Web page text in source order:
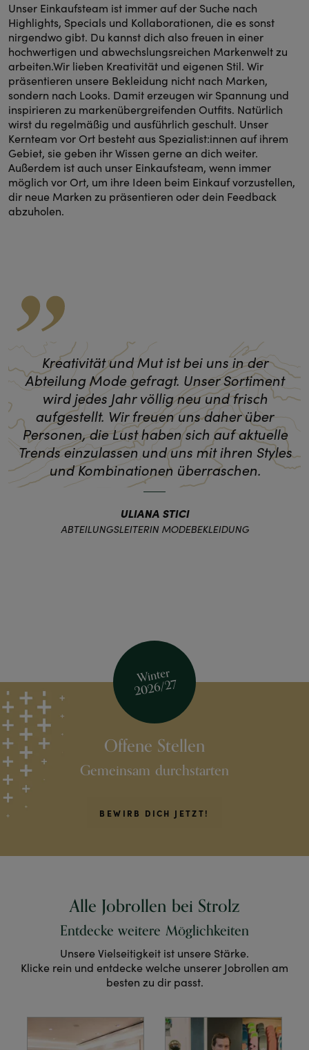
Unser Einkaufsteam ist immer auf der Suche nach
Highlights, Specials und Kollaborationen, die es sonst
nirgendwo gibt. Du kannst dich also freuen in einer
hochwertigen und abwechslungsreichen Markenwelt zu
arbeiten.Wir lieben Kreativität und eigenen Stil. Wir
präsentieren unsere Bekleidung nicht nach Marken,
sondern nach Looks. Damit erzeugen wir Spannung und
inspirieren zu markenübergreifenden Outfits. Natürlich
wirst du regelmäßig und ausführlich geschult. Unser
Kernteam vor Ort besteht aus Spezialist:innen auf ihrem
Gebiet, sie geben ihr Wissen gerne an dich weiter.
Außerdem ist auch unser Einkaufsteam, wenn immer
möglich vor Ort, um ihre Ideen beim Einkauf vorzustellen,
dir neue Marken zu präsentieren oder dein Feedback
abzuholen.
Kreativität und Mut ist bei uns in der
Abteilung Mode gefragt. Unser Sortiment
wird jedes Jahr völlig neu und frisch
aufgestellt. Wir freuen uns daher über
Personen, die Lust haben sich auf aktuelle
Trends einzulassen und uns mit ihren Styles
und Kombinationen überraschen.
ULIANA STICI
ABTEILUNGSLEITERIN MODEBEKLEIDUNG
Winter
2026/27
Offene Stellen
Gemeinsam durchstarten
BEWIRB DICH JETZT!
Alle Jobrollen bei Strolz
Entdecke weitere Möglichkeiten
Unsere Vielseitigkeit ist unsere Stärke.
Klicke rein und entdecke welche unserer Jobrollen am
besten zu dir passt.